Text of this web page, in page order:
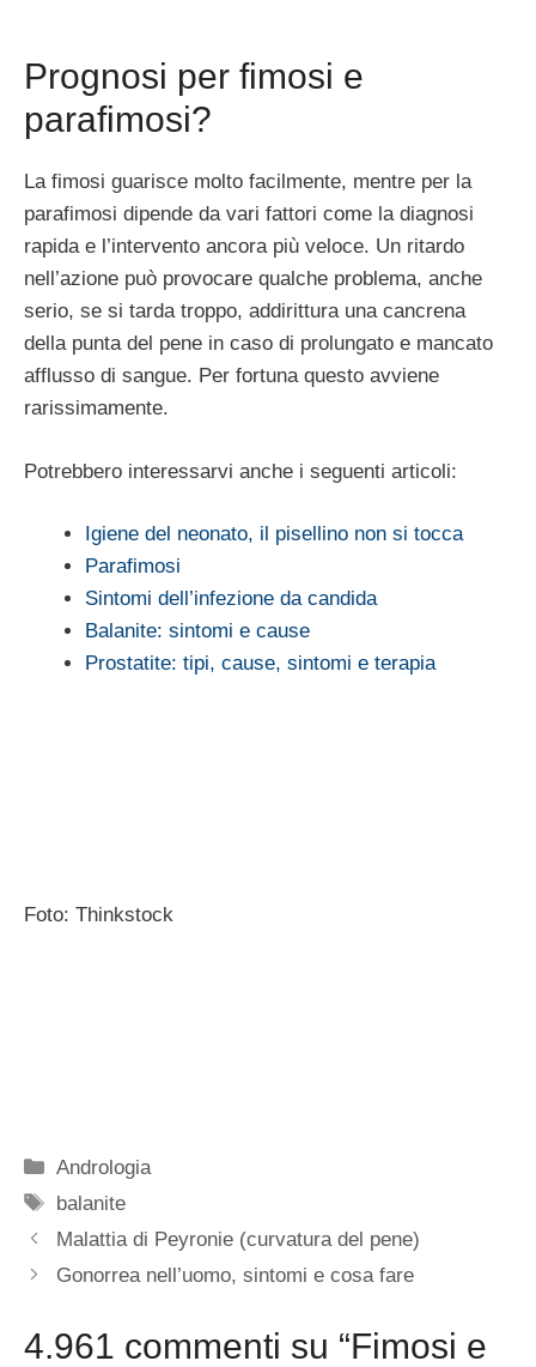
Prognosi per fimosi e
parafimosi?
La fimosi guarisce molto facilmente, mentre per la
parafimosi dipende da vari fattori come la diagnosi
rapida e l’intervento ancora più veloce. Un ritardo
nell’azione può provocare qualche problema, anche
serio, se si tarda troppo, addirittura una cancrena
della punta del pene in caso di prolungato e mancato
afflusso di sangue. Per fortuna questo avviene
rarissimamente.
Potrebbero interessarvi anche i seguenti articoli:
Igiene del neonato, il pisellino non si tocca
Parafimosi
Sintomi dell’infezione da candida
Balanite: sintomi e cause
Prostatite: tipi, cause, sintomi e terapia
Foto: Thinkstock
Categorie
Andrologia
Tag
balanite
Malattia di Peyronie (curvatura del pene)
Gonorrea nell’uomo, sintomi e cosa fare
4.961 commenti su “Fimosi e